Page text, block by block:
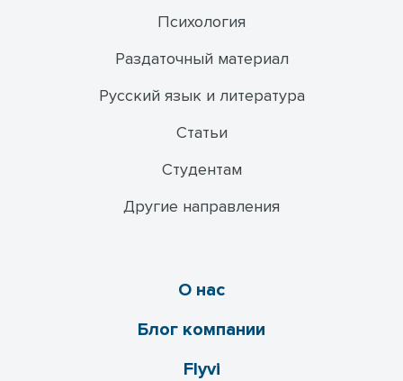
Психология
Раздаточный материал
Русский язык и литература
Статьи
Студентам
Другие направления
О нас
Блог компании
Flyvi